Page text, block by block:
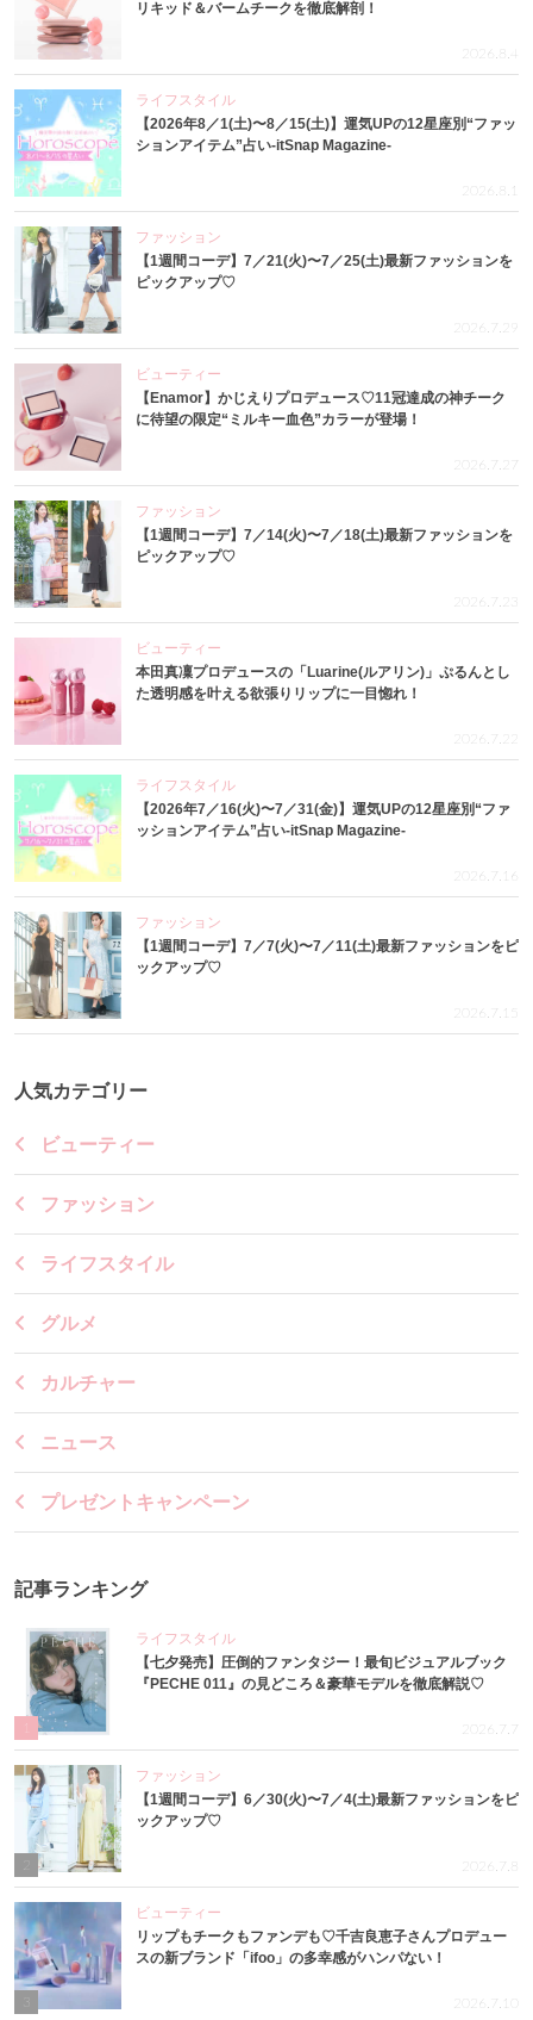
リキッド＆バームチークを徹底解剖！
2026.8.4
ライフスタイル
【2026年8／1(土)〜8／15(土)】運気UPの12星座別“ファッ
ションアイテム”占い-itSnap Magazine-
2026.8.1
ファッション
【1週間コーデ】7／21(火)〜7／25(土)最新ファッションを
ピックアップ♡
2026.7.29
ビューティー
【Enamor】かじえりプロデュース♡11冠達成の神チーク
に待望の限定“ミルキー血色”カラーが登場！
2026.7.27
ファッション
【1週間コーデ】7／14(火)〜7／18(土)最新ファッションを
ピックアップ♡
2026.7.23
ビューティー
本田真凜プロデュースの「Luarine(ルアリン)」ぷるんとし
た透明感を叶える欲張りリップに一目惚れ！
2026.7.22
ライフスタイル
【2026年7／16(火)〜7／31(金)】運気UPの12星座別“ファ
ッションアイテム”占い-itSnap Magazine-
2026.7.16
ファッション
【1週間コーデ】7／7(火)〜7／11(土)最新ファッションをピ
ックアップ♡
2026.7.15
人気カテゴリー
ビューティー
ファッション
ライフスタイル
グルメ
カルチャー
ニュース
プレゼントキャンペーン
記事ランキング
ライフスタイル
【七夕発売】圧倒的ファンタジー！最旬ビジュアルブック
『PECHE 011』の見どころ＆豪華モデルを徹底解説♡
2026.7.7
ファッション
【1週間コーデ】6／30(火)〜7／4(土)最新ファッションをピ
ックアップ♡
2026.7.8
3
ビューティー
リップもチークもファンデも♡千吉良恵子さんプロデュー
スの新ブランド「ifoo」の多幸感がハンパない！
2026.7.10